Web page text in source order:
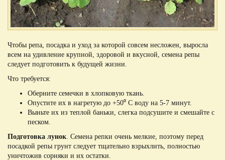
Чтобы репа, посадка и уход за которой совсем несложен, выросла
всем на удивление крупной, здоровой и вкусной, семена репы
следует подготовить к будущей жизни.
Что требуется:
Оберните семечки в хлопковую ткань.
Опустите их в нагретую до +50⁰ С воду на 5-7 минут.
Выньте их из теплой баньки, слегка подсушите и смешайте с
песком.
Подготовка лунок . Семена репки очень мелкие, поэтому перед
посадкой репы грунт следует тщательно взрыхлить, полностью
уничтожив сорняки и их остатки.